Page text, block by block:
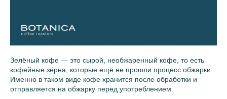
Зелёный кофе — это сырой, необжаренный кофе, то есть
кофейные зёрна, которые ещё не прошли процесс обжарки.
Именно в таком виде кофе хранится после обработки и
отправляется на обжарку перед употреблением.